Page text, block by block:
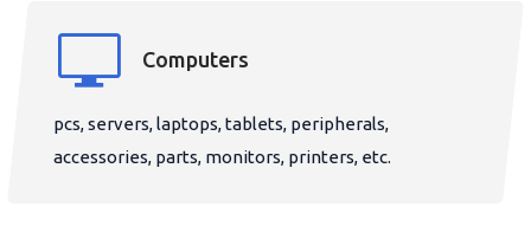
Computers
pcs, servers, laptops, tablets, peripherals,
accessories, parts, monitors, printers, etc.